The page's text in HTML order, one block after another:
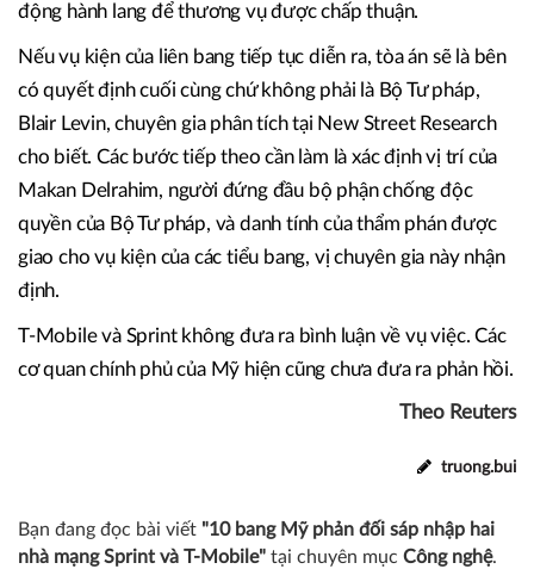
động hành lang để thương vụ được chấp thuận.
Nếu vụ kiện của liên bang tiếp tục diễn ra, tòa án sẽ là bên
có quyết định cuối cùng chứ không phải là Bộ Tư pháp,
Blair Levin, chuyên gia phân tích tại New Street Research
cho biết. Các bước tiếp theo cần làm là xác định vị trí của
Makan Delrahim, người đứng đầu bộ phận chống độc
quyền của Bộ Tư pháp, và danh tính của thẩm phán được
giao cho vụ kiện của các tiểu bang, vị chuyên gia này nhận
định.
T-Mobile và Sprint không đưa ra bình luận về vụ việc. Các
cơ quan chính phủ của Mỹ hiện cũng chưa đưa ra phản hồi.
Theo Reuters
truong.bui
Bạn đang đọc bài viết "10 bang Mỹ phản đối sáp nhập hai
nhà mạng Sprint và T-Mobile" tại chuyên mục Công nghệ.